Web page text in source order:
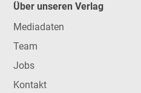
Über unseren Verlag
Mediadaten
Team
Jobs
Kontakt